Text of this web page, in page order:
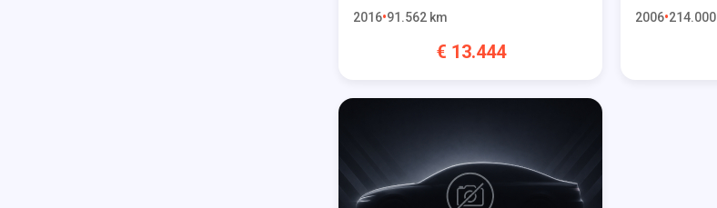
2016 91.562 km
€ 13.444
2006 214.000